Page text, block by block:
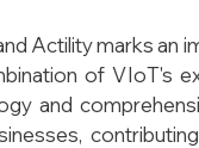
Actility marks an
of VIoT's
and